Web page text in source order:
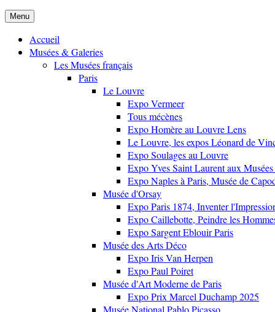
Menu
Accueil
Musées & Galeries
Les Musées français
Paris
Le Louvre
Expo Vermeer
Tous mécènes
Expo Homère au Louvre Lens
Le Louvre, les expos Léonard de
Expo Soulages au Louvre
Expo Yves Saint Laurent aux
Expo Naples à Paris, Musée de
Musée d'Orsay
Expo Paris 1874, Inventer
Expo Caillebotte, Peindre les
Expo Sargent Eblouir Paris
Musée des Arts Déco
Expo Iris Van Herpen
Expo Paul Poiret
Musée d'Art Moderne de Paris
Expo Prix Marcel Duchamp 2025